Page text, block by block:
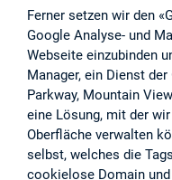
Ferner setzen wir den
Google Analyse- und
Webseite einzubinden
Manager, ein Dienst
Parkway, Mountain
eine Lösung, mit der
Oberfläche verwalten
selbst, welches die
cookielose Domain